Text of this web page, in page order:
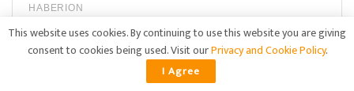
This website uses cookies. By continuing to use this website you are giving
consent to cookies being used. Visit ourPrivacy and Cookie Policy.
I Agree
ADVERTISEMENT